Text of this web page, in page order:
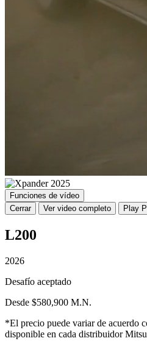
Funciones de vídeo
Cerrar
Ver video completo Play
L200
2026
Desafío aceptado
Desde $580,900 M.N.
*El precio puede variar de acuerdo
disponible en cada distribuidor